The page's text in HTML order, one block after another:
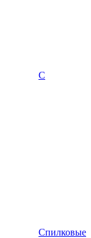
С
Спилковые